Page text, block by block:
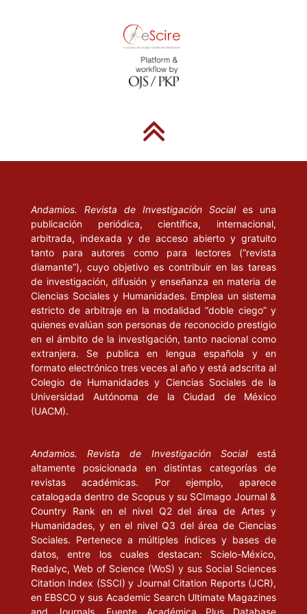
óptica desde América Latina. Buenos Aires: Aique.
_____ (2001), “Estudios culturales, transdisciplinariedad.
¿Hegemonismo en las ciencias sociales latinoamericanas?” en
GRANGER, G., et al. (1970), Estructuralismo y epistemología.
Tusquets.
GUSDORF, George (1983), “Pasado, presente y futuro de la
investigación interdisciplinaria” en Leo Apostel et al.,
Interdisciplinariedad y ciencias humanas. Madrid:
Tecnos/UNESCO.
HAIDAR, Julieta (1992), “Las materialidades discursivas: un
problema interdisciplinario” en Alfa, vol. 36, pp.139-147. Sao
IBÁÑEZ, J. (1991), El regreso del sujeto. Madrid: Siglo XXI.
_____ (1988), “Las paradojas de la investigación social: una tarea
Sociología.
JACOBS, Heidi Hayes (1989), “The growing Need for
Interdisciplinary Currículo Content” en H. H. Jacobs (ed.),
Interdisciplinary Currículo. Design and Implmentation. Alexandria:
Asociation for Supervisión.
JOHANSEM, B. O. (1997), Introducción a la teoría general de
sistemas. México: Noriega editores.
Andamios. Revista de Investigación Social es una
publicación periódica, científica, internacional,
arbitrada, indexada y de acceso abierto y gratuito
tanto para autores como para lectores (“revista
diamante”), cuyo objetivo es contribuir en las tareas
de investigación, difusión y enseñanza en materia de
Ciencias Sociales y Humanidades. Emplea un sistema
estricto de arbitraje en la modalidad “doble ciego” y
quienes evalúan son personas de reconocido prestigio
en el ámbito de la investigación, tanto nacional como
extranjera. Se publica en lengua española y en
formato electrónico tres veces al año y está adscrita al
Colegio de Humanidades y Ciencias Sociales de la
Universidad Autónoma de la Ciudad de México
(UACM).
Andamios. Revista de Investigación Socialestá
altamente posicionada en distintas categorías de
revistas académicas. Por ejemplo, aparece
catalogada dentro de Scopus y su SCImago Journal &
Country Rank en el nivel Q2 del área de Artes y
Humanidades, y en el nivel Q3 del área de Ciencias
Sociales. Pertenece a múltiples índices y bases de
datos, entre los cuales destacan: Scielo-México,
Redalyc, Web of Science (WoS) y sus Social Sciences
Citation Index (SSCI) y Journal Citation Reports (JCR),
en EBSCO y sus Academic Search Ultimate Magazines